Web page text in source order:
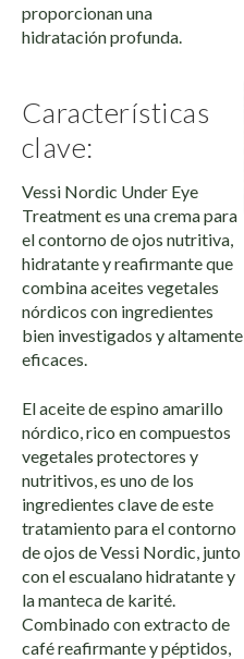
proporcionan una
hidratación profunda.
Características
clave:
Vessi Nordic Under Eye
Treatment es una crema para
el contorno de ojos nutritiva,
hidratante y reafirmante que
combina aceites vegetales
nórdicos con ingredientes
bien investigados y altamente
eficaces.
El aceite de espino amarillo
nórdico, rico en compuestos
vegetales protectores y
nutritivos, es uno de los
ingredientes clave de este
tratamiento para el contorno
de ojos de Vessi Nordic, junto
con el escualano hidratante y
la manteca de karité.
Combinado con extracto de
café reafirmante y péptidos,